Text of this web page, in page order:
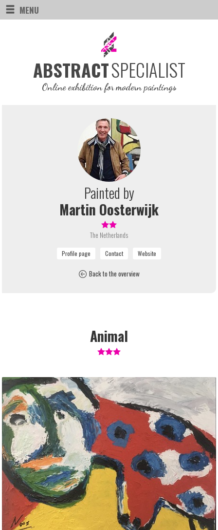
MENU
ABSTRACTSPECIALIST
Online exhibition for modern paintings
Painted by
Martin Oosterwijk
The Netherlands
Back to the overview
Animal